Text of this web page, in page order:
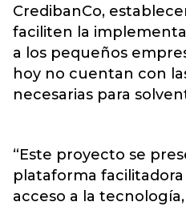
CredibanCo,
faciliten la
a los pequeños
hoy no cuentan con
necesarias para
“Este proyecto se
plataforma
acceso a la